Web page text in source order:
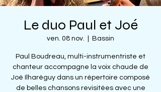
Le duo Paul et Joé
ven. 08 nov. Bassin
Paul Boudreau, multi-instrumentriste et
chanteur accompagne la voix chaude de
Joé Ilharéguy dans un répertoire composé
de belles chansons revisitées avec une